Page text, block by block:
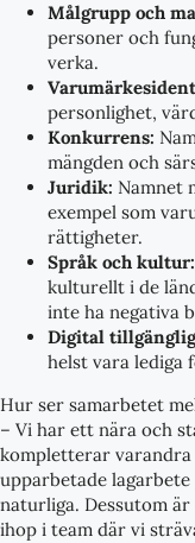
Målgrupp och
personer och
verka.
personlighet,
Konkurrens:
mängden och
Juridik: Namnet
exempel som
rättigheter.
Språk och kultur:
kulturellt i de
inte ha negativa
Digital
helst vara lediga
Hur ser samarbetet
– Vi har ett nära och
kompletterar
upparbetade
naturliga. Dessutom
ihop i team där vi